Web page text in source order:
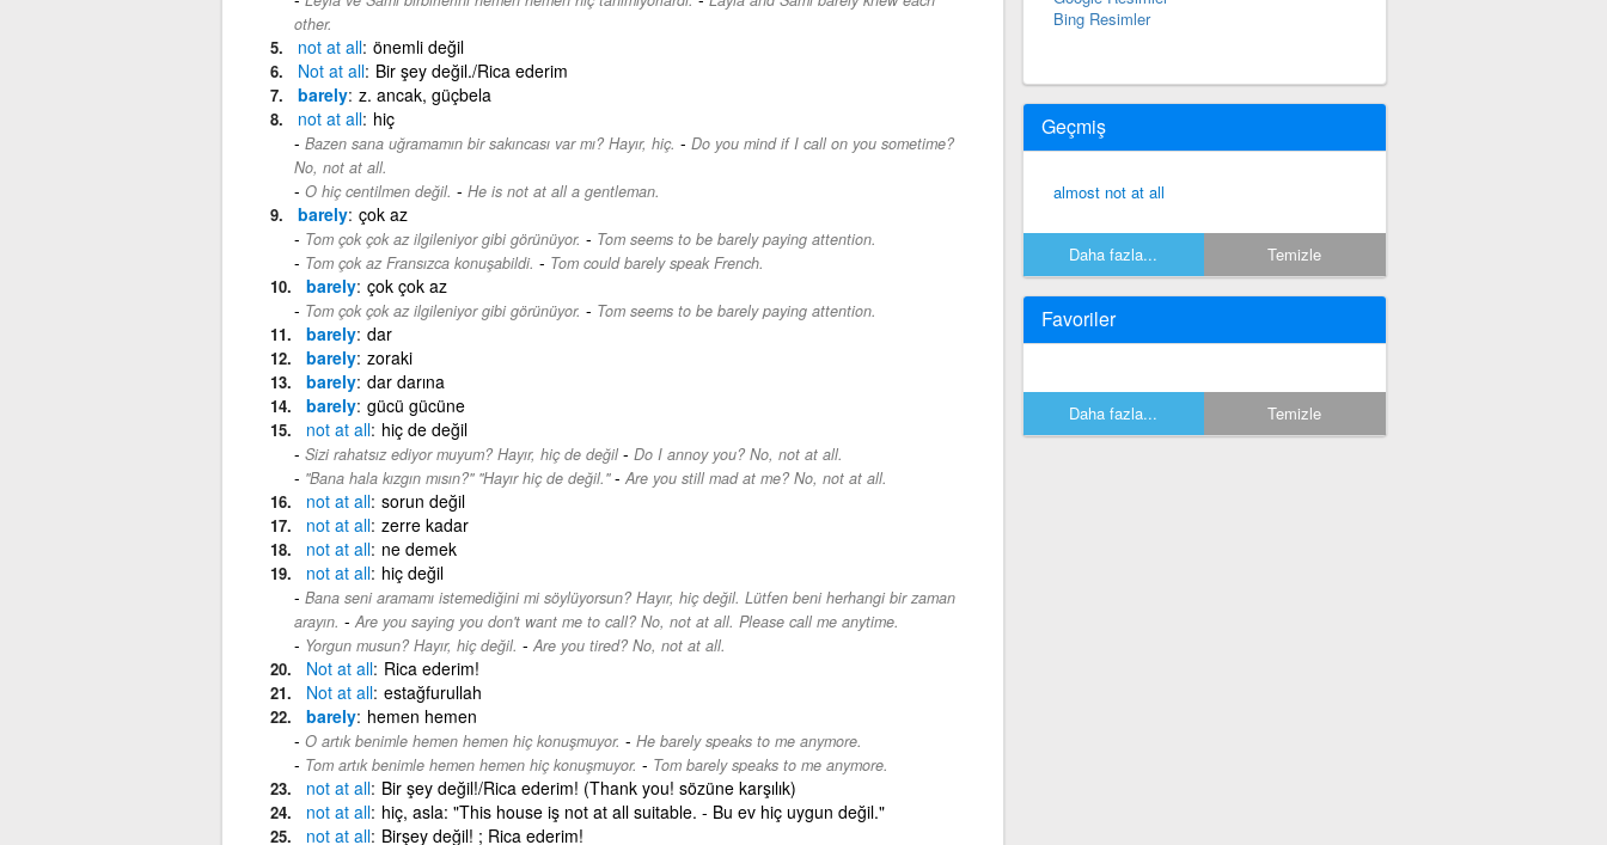
other.
not at all önemli değil
Not at all Bir şey değil./Rica ederim
barely z. ancak, güçbela
not at all hiç
Bazen sana uğramamın bir sakıncası var mı? Hayır, hiç. - Do you mind if I call on you sometime?
No, not at all.
O hiç centilmen değil. - He is not at all a gentleman.
barely çok az
Tom çok çok az ilgileniyor gibi görünüyor. - Tom seems to be barely paying attention.
Tom çok az Fransızca konuşabildi. - Tom could barely speak French.
barely çok çok az
Tom çok çok az ilgileniyor gibi görünüyor. - Tom seems to be barely paying attention.
barely dar
barely zoraki
barely dar darına
barely gücü gücüne
not at all hiç de değil
Sizi rahatsız ediyor muyum? Hayır, hiç de değil- Do I annoy you? No, not at all.
''Bana hala kızgın mısın?'' ''Hayır hiç de değil.''- Are you still mad at me? No, not at all.
not at all sorun değil
not at all zerre kadar
not at all ne demek
not at all hiç değil
Bana seni aramamı istemediğini mi söylüyorsun? Hayır, hiç değil. Lütfen beni herhangi bir zaman
arayın. - Are you saying you don't want me to call? No, not at all. Please call me anytime.
Yorgun musun? Hayır, hiç değil. - Are you tired? No, not at all.
Not at all Rica ederim!
Not at all estağfurullah
barely hemen hemen
O artık benimle hemen hemen hiç konuşmuyor. - He barely speaks to me anymore.
Tom artık benimle hemen hemen hiç konuşmuyor. - Tom barely speaks to me anymore.
not at all Bir şey değil!/Rica ederim! (Thank you! sözüne karşılık)
not at all hiç, asla: "This house iş not at all suitable. - Bu ev hiç uygun değil."
not at all Birşey değil! ; Rica ederim!
Bing Resimler
Geçmiş
almost not at all
Daha fazla... Temizle
Favoriler
Daha fazla... Temizle